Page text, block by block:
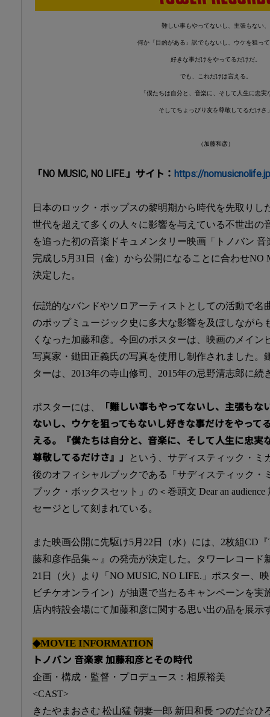
難しい事もやってないし、主張もない、
何か「目的がある」訳でもないし、ウケを狙っ
好きな事だけをやってるだけだ。
でも、これだけは言える。
「僕たちは自分と、音楽に、そして人生に忠実
そしてちょっぴり友を尊敬してるだけさ
（加藤和彦）
「NO MUSIC, NO LIFE.」サイト： https://
日本のロック・ポップスの黎明期から時代を先取りし
世代を超えて多くの人々に影響を与えている不世出の
を追った初の音楽ドキュメンタリー映画「トノバン
完成し5月31日（金）から公開になることに合わせNO
決定した。
伝説的なバンドやソロアーティストとしての活動で名
のポップミュージック史に多大な影響を及ぼしながら
くなった加藤和彦。今回のポスターは、映画のメイン
写真家・鋤田正義氏の写真を使用し制作されました。
ターは、2013年の寺山修司、2015年の忌野清志郎に続
ポスターには、
「難しい事もやってないし、主張も
ないし、ウケを狙ってもないし好きな事だけをやって
える。『僕たちは自分と、音楽に、そして人生に忠実
尊敬してるだけさ』」
という、サディスティック・ミ
後のオフィシャルブックである「サディスティック・
ブック・ボックスセット」の＜巻頭文 Dear an
セージとして刻まれている。
また映画公開に先駆け5月22日（水）には、2枚組CD
藤和彦作品集～』の発売が決定した。タワーレコード
21日（火）より「NO MUSIC, NO LIFE.」ポスター、
ビチケオンライン）が抽選で当たるキャンペーンを実
店内特設会場にて加藤和彦に関する思い出の品を展示
◆MOVIE INFORMATION
トノバン 音楽家 加藤和彦とその時代
企画・構成・監督・プロデュース：相原裕美
<CAST>
きたやまおさむ 松山猛 朝妻一郎 新田和長 つのだ☆ひ